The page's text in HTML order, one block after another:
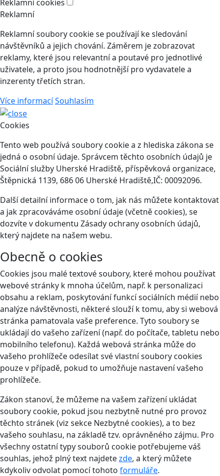
Reklamní cookies
Reklamní
Reklamní soubory cookie se používají ke sledování
návštěvníků a jejich chování. Záměrem je zobrazovat
reklamy, které jsou relevantní a poutavé pro jednotlivé
uživatele, a proto jsou hodnotnější pro vydavatele a
inzerenty třetích stran.
Více informacíSouhlasím
Cookies
Tento web používá soubory cookie a z hlediska zákona se
jedná o osobní údaje. Správcem těchto osobních údajů je
Sociální služby Uherské Hradiště, příspěvková organizace,
Štěpnická 1139, 686 06 Uherské Hradiště,IČ: 00092096.
Další detailní informace o tom, jak nás můžete kontaktovat
a jak zpracováváme osobní údaje (včetně cookies), se
dozvíte v dokumentu Zásady ochrany osobních údajů,
který najdete na našem webu.
Obecně o cookies
Cookies jsou malé textové soubory, které mohou používat
webové stránky k mnoha účelům, např. k personalizaci
obsahu a reklam, poskytování funkcí sociálních médií nebo
analýze návštěvnosti, některé slouží k tomu, aby si webová
stránka pamatovala vaše preference. Tyto soubory se
ukládají do vašeho zařízení (např. do počítače, tabletu nebo
mobilního telefonu). Každá webová stránka může do
vašeho prohlížeče odesílat své vlastní soubory cookies
pouze v případě, pokud to umožňuje nastavení vašeho
prohlížeče.
Zákon stanoví, že můžeme na vašem zařízení ukládat
soubory cookie, pokud jsou nezbytně nutné pro provoz
těchto stránek (viz sekce Nezbytné cookies), a to bez
vašeho souhlasu, na základě tzv. oprávněného zájmu. Pro
všechny ostatní typy souborů cookie potřebujeme váš
souhlas, jehož plný text najdetezde, a který můžete
kdykoliv odvolat pomocí tohoto formuláře.